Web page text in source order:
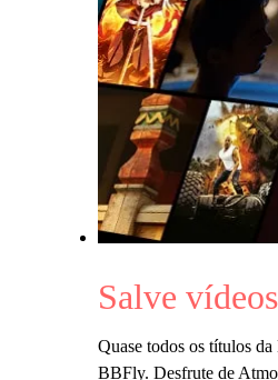
Salve
Quase todos os títulos
BBFly. Desfrute de